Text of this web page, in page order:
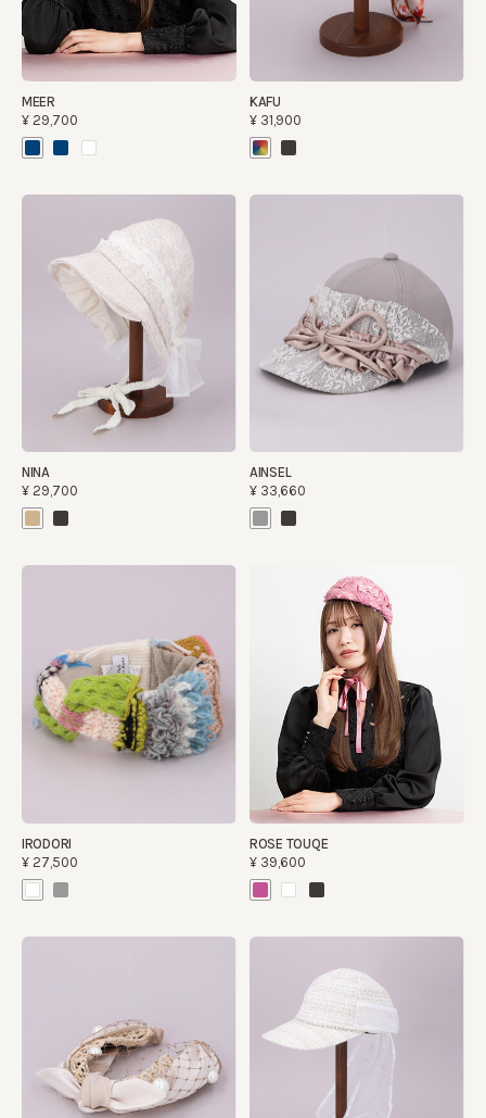
MEER
¥29,700
KAFU
¥31,900
NINA
¥29,700
AINSEL
¥33,660
IRODORI
¥27,500
ROSE TOUQE
¥39,600